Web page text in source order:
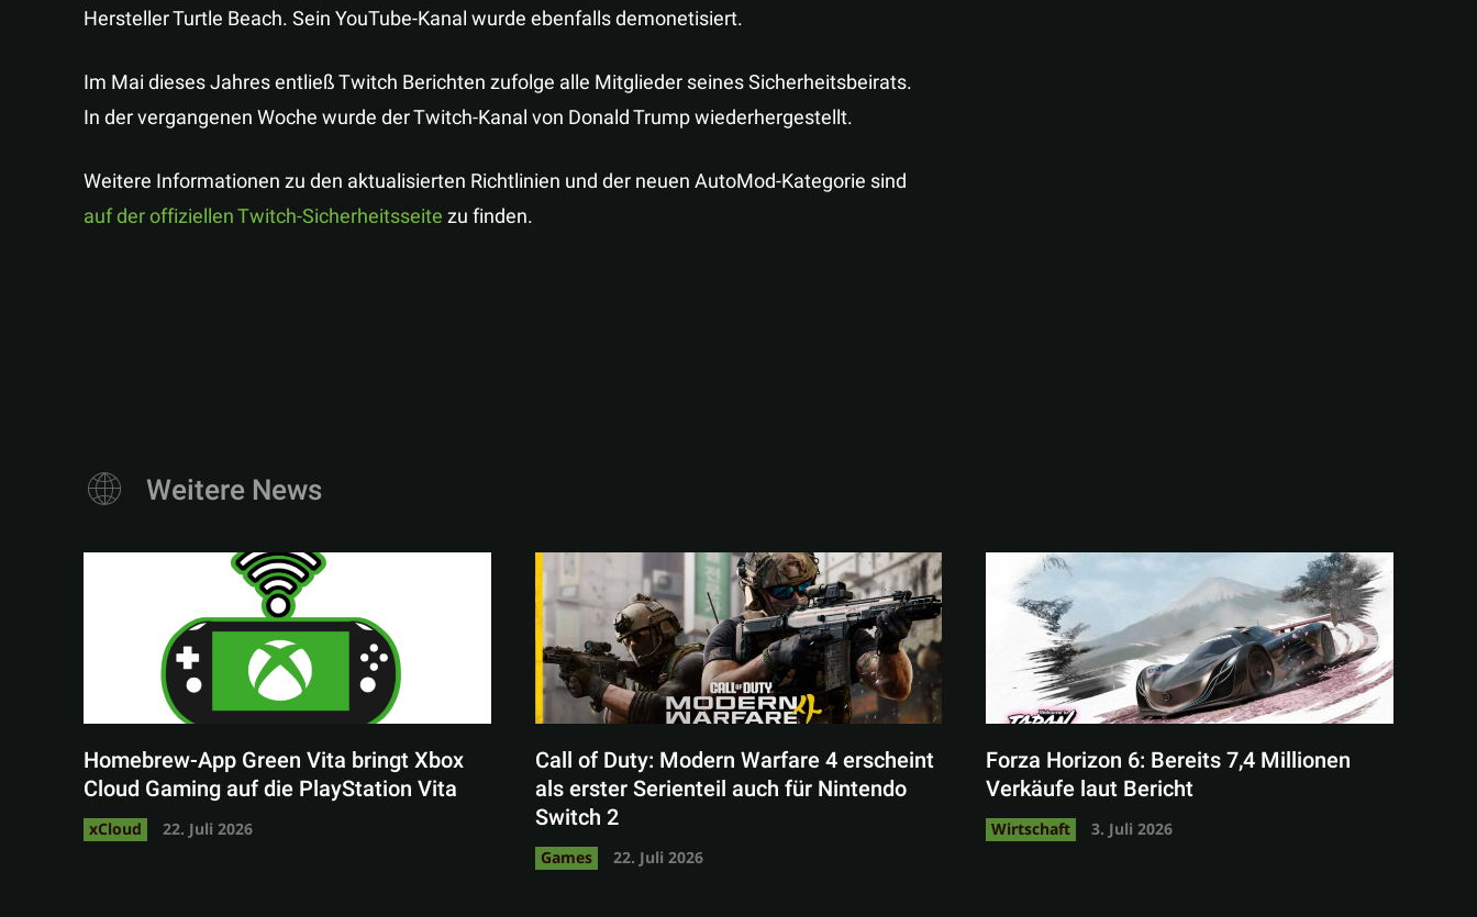
Hersteller Turtle Beach. Sein YouTube-Kanal wurde ebenfalls demonetisiert.
Im Mai dieses Jahres entließ Twitch Berichten zufolge alle Mitglieder seines Sicherheitsbeirats.
In der vergangenen Woche wurde der Twitch-Kanal von Donald Trump wiederhergestellt.
Weitere Informationen zu den aktualisierten Richtlinien und der neuen AutoMod-Kategorie sind
auf der offiziellen Twitch-Sicherheitsseitezu finden.
Weitere News
Homebrew-App Green Vita bringt Xbox
Cloud Gaming auf die PlayStation Vita
xCloud 22. Juli 2026
Call of Duty: Modern Warfare 4 erscheint
als erster Serienteil auch für Nintendo
Switch 2
Games 22. Juli 2026
Forza Horizon 6: Bereits 7,4 Millionen
Verkäufe laut Bericht
Wirtschaft 3. Juli 2026